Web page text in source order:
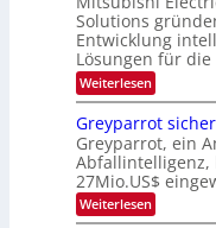
g
s
-
T
r
e
n
d
s
m
e
r
s
t
e
n
H
a
l
b
j
a
n
a
r
m
m
t
i
n
d
e
r
D
A
C
H
-
K
u
r
s
v
o
n
P
h
o
t
o
Solutions
Entwicklung
Lösungen für
Weiterlesen:
M
t
s
u
b
i
s
Greyparrot
Greyparrot, ein
Abfallintelligenz,
27Mio.US$
Weiterlesen:
G